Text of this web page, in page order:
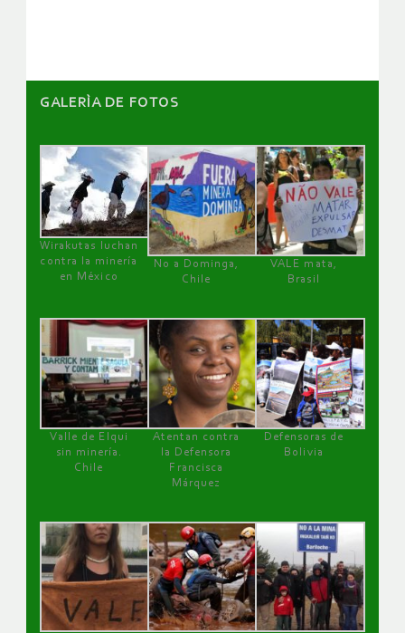
GALERÌA DE FOTOS
Wirakutas luchan
contra la minería
en México
No a Dominga,
Chile
VALE mata,
Brasil
Valle de Elqui
sin minería.
Chile
Atentan contra
la Defensora
Francisca
Márquez
Defensoras de
Bolivia